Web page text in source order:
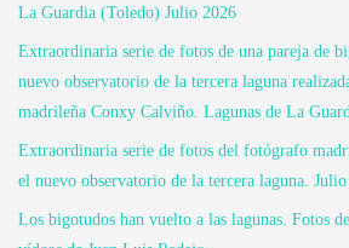
La Guardia (Toledo) Julio 2026
Extraordinaria serie de fotos de una pareja de
nuevo observatorio de la tercera laguna
madrileña Conxy Calviño. Lagunas de La
Extraordinaria serie de fotos del fotógrafo
el nuevo observatorio de la tercera laguna.
Los bigotudos han vuelto a las lagunas. Fotos